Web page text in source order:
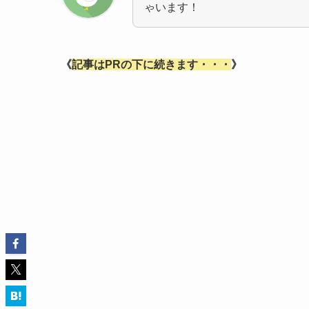
ゃいます！
《記事はPRの下に続きます・・・ 》